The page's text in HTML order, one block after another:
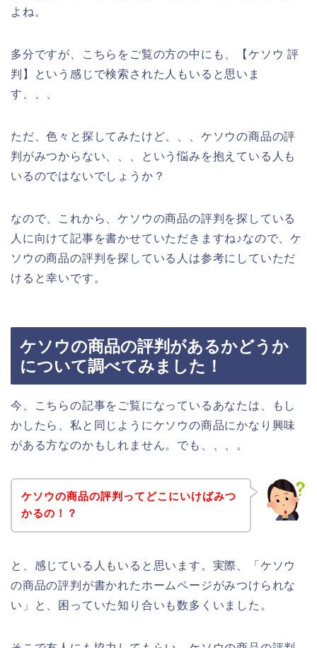
よね。
多分ですが、こちらをご覧の方の中にも、【ケソウ 評
判】という感じで検索された人もいると思いま
す、、、
ただ、色々と探してみたけど、、、ケソウの商品の評
判がみつからない、、、という悩みを抱えている人も
いるのではないでしょうか？
なので、これから、ケソウの商品の評判を探している
人に向けて記事を書かせていただきますね♪なので、ケ
ソウの商品の評判を探している人は参考にしていただ
けると幸いです。
ケソウの商品の評判があるかどうか
について調べてみました！
今、こちらの記事をご覧になっているあなたは、もし
かしたら、私と同じようにケソウの商品にかなり興味
がある方なのかもしれません。でも、、、。
ケソウの商品の評判ってどこにいけばみつ
かるの！？
と、感じている人もいると思います。実際、「ケソウ
の商品の評判が書かれたホームページがみつけられな
い」と、困っていた知り合いも数多くいました。